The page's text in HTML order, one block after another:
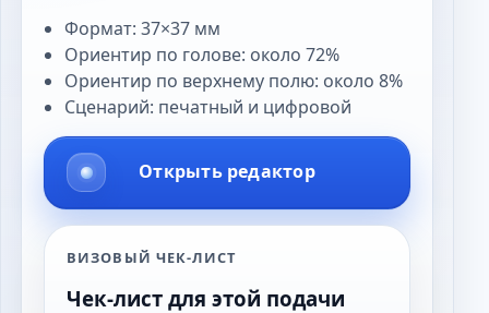
Формат: 37×37 мм
Ориентир по голове: около 72%
Ориентир по верхнему полю: около 8%
Сценарий: печатный и цифровой
Открыть редактор
ВИЗОВЫЙ ЧЕК-ЛИСТ
Чек-лист для этой подачи